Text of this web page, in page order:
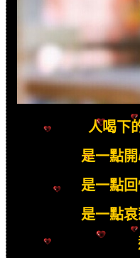
人喝下
是一點
是一點
是一點